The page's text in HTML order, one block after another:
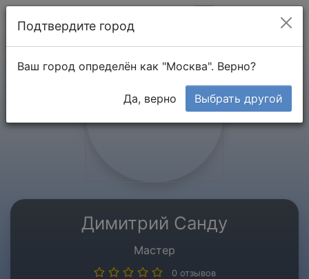
Димитрий Санду
Мастер
0 отзывов
Подтвердите город
Ваш город определён как "Москва". Верно?
Да, верно Выбрать другой